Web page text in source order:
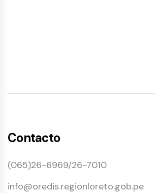
Contacto
(065)26-6969/26-7010
info@oredis.regionloreto.gob.pe